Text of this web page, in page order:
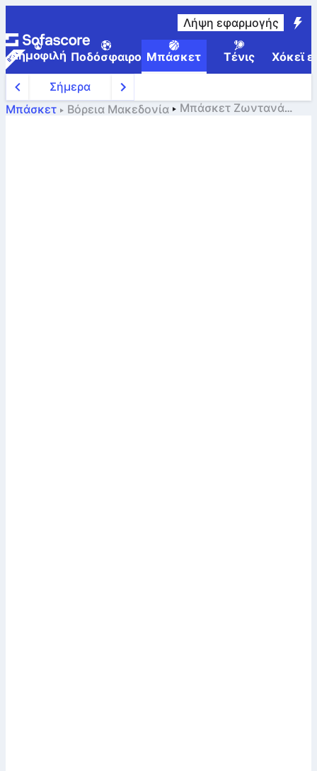
Λήψη εφαρμογής
Δημοφιλή Ποδόσφαιρο Μπάσκετ Τένις Χόκεϊ
Σήμερα
Μπάσκετ
Βόρεια Μακεδονία ΜπάσκετΖωντανά